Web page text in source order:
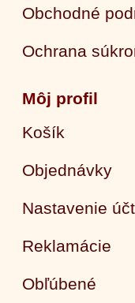
Obchodné
Ochrana
Môj profil
Košík
Objednávky
Nastavenie
Reklamácie
Obľúbené